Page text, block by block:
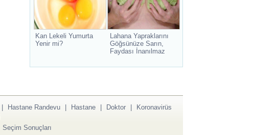
Kan Lekeli Yumurta
Yenir mi?
Lahana Yapraklarını
Göğsünüze Sarın,
Faydası İnanılmaz
| Hastane Randevu | Hastane | Doktor |
Koronavirüs
Seçim Sonuçları